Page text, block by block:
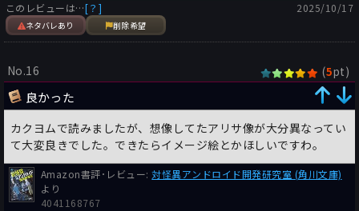
このレビューは…[？]
ネタバレあり 削除希望
2025/10/17
No.16 (5pt)
良かった
カクヨムで読みましたが、想像してたアリサ像が大分異なってい
て大変良きでした。できたらイメージ絵とかほしいですわ。
Amazon書評･レビュー:対怪異アンドロイド開発研究室 (角川文庫)
より
4041168767